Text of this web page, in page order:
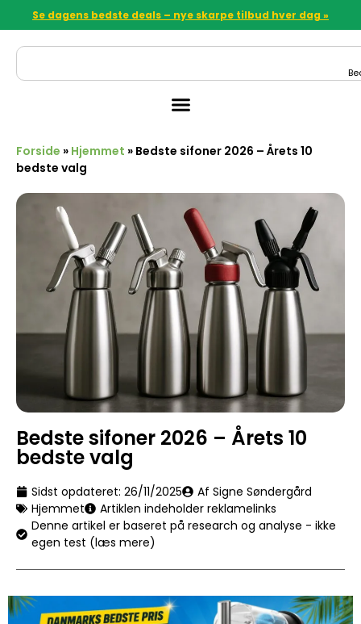
Se dagens bedste deals – nye skarpe tilbud hver dag »
Forside » Hjemmet » Bedste sifoner 2026 – Årets 10
bedste valg
Bedste sifoner 2026 – Årets 10
bedste valg
Sidst opdateret: 26/11/2025
Af Signe Søndergård
Hjemmet
Artiklen indeholder reklamelinks
Denne artikel er baseret på research og analyse - ikke
egen test (læs mere)